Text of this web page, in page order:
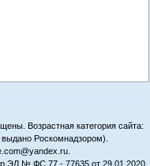
Возрастная категория сайта:
Роскомнадзором).
ЭЛ № ФС 77 - 77635 от 29.01.2020